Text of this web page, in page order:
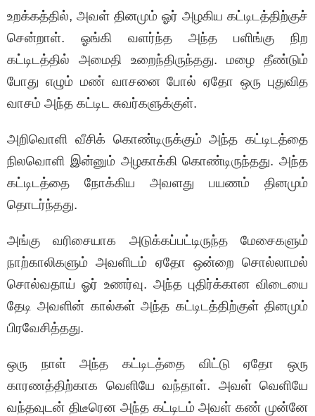
உறக்கத்தில், அவள் தினமும் ஓர் அழகிய கட்டிடத்திற்குச்
சென்றாள். ஓங்கி வளர்ந்த அந்த பளிங்கு நிற
கட்டிடத்தில் அமைதி உறைந்திருந்தது. மழை தீண்டும்
போது எழும் மண் வாசனை போல் ஏதோ ஒரு புதுவித
வாசம் அந்த கட்டிட சுவர்களுக்குள்.
அறிவொளி வீசிக் கொண்டிருக்கும் அந்த கட்டிடத்தை
நிலவொளி இன்னும் அழகாக்கி கொண்டிருந்தது. அந்த
கட்டிடத்தை நோக்கிய அவளது பயணம் தினமும்
தொடர்ந்தது.
அங்கு வரிசையாக அடுக்கப்பட்டிருந்த மேசைகளும்
நாற்காலிகளும் அவளிடம் ஏதோ ஒன்றை சொல்லாமல்
சொல்வதாய் ஓர் உணர்வு. அந்த புதிர்க்கான விடையை
தேடி அவளின் கால்கள் அந்த கட்டிடத்திற்குள் தினமும்
பிரவேசித்தது.
ஒரு நாள் அந்த கட்டிடத்தை விட்டு ஏதோ ஒரு
காரணத்திற்காக வெளியே வந்தாள். அவள் வெளியே
வந்தவுடன் திடீரென அந்த கட்டிடம் அவள் கண் முன்னே